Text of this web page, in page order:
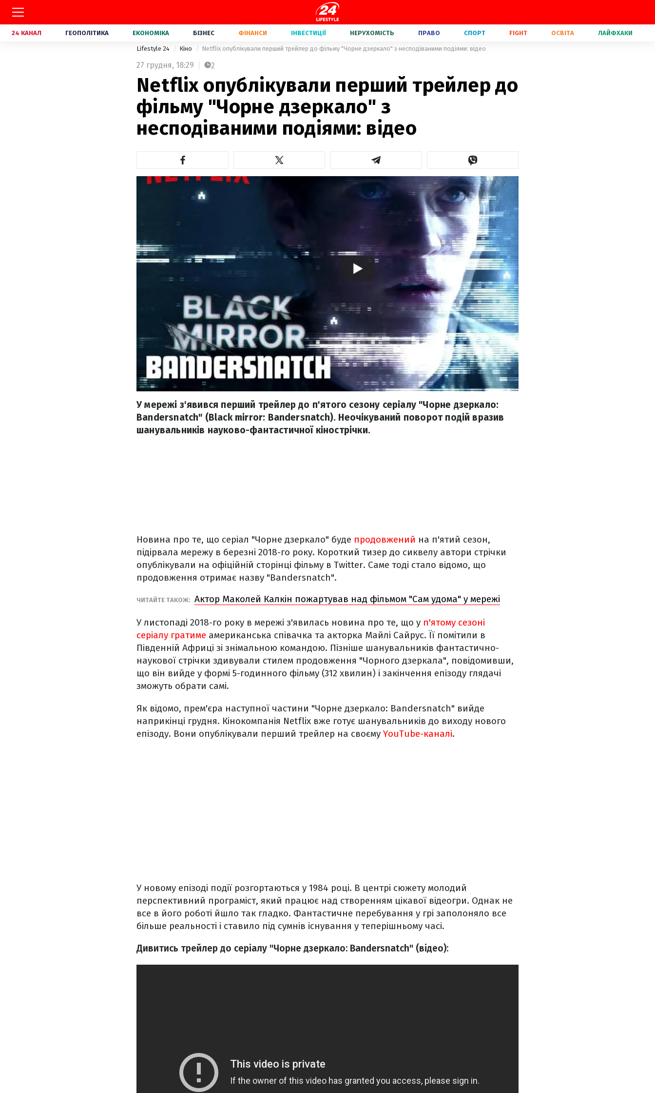
24 КАНАЛ ГЕОПОЛІТИКА ЕКОНОМІКА БІЗНЕС ФІНАНСИ ІНВЕСТИЦІЇ НЕРУХОМІСТЬ ПРАВО СПОРТ FIGHT ОСВІТА ЛАЙФХАКИ
Lifestyle 24 Кіно Netflix опублікували перший трейлер до фільму "Чорне дзеркало" з несподіваними подіями: відео
27 грудня, 18:29 2
Netflix опублікували перший трейлер до
фільму "Чорне дзеркало" з
несподіваними подіями: відео
У мережі з'явився перший трейлер до п'ятого сезону серіалу "Чорне дзеркало:
Bandersnatch" (Black mirror: Bandersnatch). Неочікуваний поворот подій вразив
шанувальників науково-фантастичної кінострічки.
Новина про те, що серіал "Чорне дзеркало" буде продовжений на п'ятий сезон,
підірвала мережу в березні 2018-го року. Короткий тизер до сиквелу автори стрічки
опублікували на офіційній сторінці фільму в Twitter. Саме тоді стало відомо, що
продовження отримає назву "Bandersnatch".
ЧИТАЙТЕ ТАКОЖ: Актор Маколей Калкін пожартував над фільмом "Сам удома" у мережі
У листопаді 2018-го року в мережі з'явилась новина про те, що у п'ятому сезоні
серіалу гратиме американська співачка та акторка Майлі Сайрус. Її помітили в
Південній Африці зі знімальною командою. Пізніше шанувальників фантастично-
наукової стрічки здивували стилем продовження "Чорного дзеркала", повідомивши,
що він вийде у формі 5-годинного фільму (312 хвилин) і закінчення епізоду глядачі
зможуть обрати самі.
Як відомо, прем'єра наступної частини "Чорне дзеркало: Bandersnatch" вийде
наприкінці грудня. Кінокомпанія Netflix вже готує шанувальників до виходу нового
епізоду. Вони опублікували перший трейлер на своєму YouTube-каналі.
У новому епізоді події розгортаються у 1984 році. В центрі сюжету молодий
перспективний програміст, який працює над створенням цікавої відеогри. Однак не
все в його роботі йшло так гладко. Фантастичне перебування у грі заполоняло все
більше реальності і ставило під сумнів існування у теперішньому часі.
Дивитись трейлер до серіалу "Чорне дзеркало: Bandersnatch" (відео):